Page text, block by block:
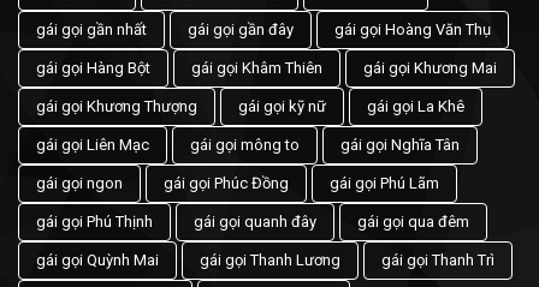
gái gọi gần nhất gái gọi gần đây gái gọi Hoàng Văn Thụ
gái gọi Hàng Bột gái gọi Khâm Thiên gái gọi Khương Mai
gái gọi Khương Thượng gái gọi kỹ nữ gái gọi La Khê
gái gọi Liên Mạc gái gọi mông to gái gọi Nghĩa Tân
gái gọi ngon gái gọi Phúc Đồng gái gọi Phú Lãm
gái gọi Phú Thịnh gái gọi quanh đây gái gọi qua đêm
gái gọi Quỳnh Mai gái gọi Thanh Lương gái gọi Thanh Trì